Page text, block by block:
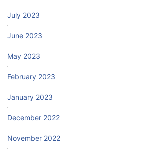
July 2023
June 2023
May 2023
February 2023
January 2023
December 2022
November 2022